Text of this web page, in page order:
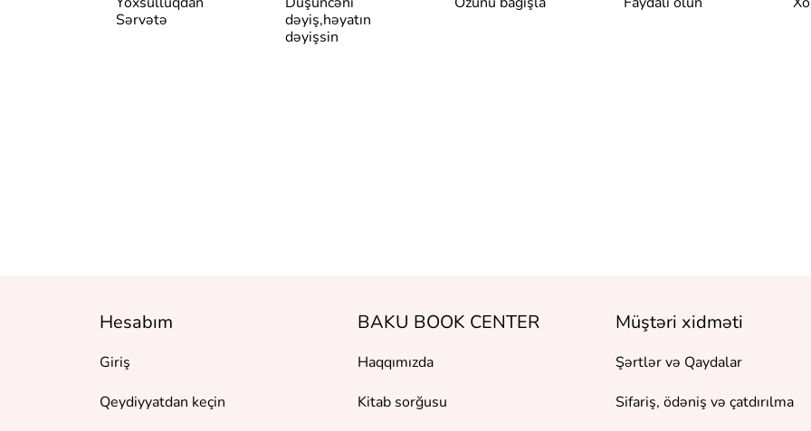
Sərvətə
dəyiş,həyatın
dəyişsin
Hesabım
Giriş
Qeydiyyatdan keçin
BAKU BOOK CENTER
Haqqımızda
Kitab sorğusu
Müştəri xidməti
Şərtlər və Qaydalar
Sifariş, ödəniş və çatdırılma